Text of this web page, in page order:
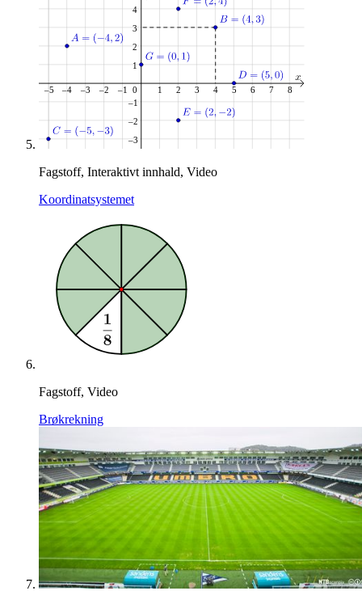
Fagstoff, Interaktivt innhald, Video
Koordinatsystemet
Fagstoff, Video
Brøkrekning